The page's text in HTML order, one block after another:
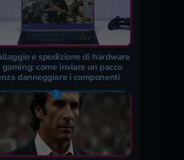
e spedizione di hardware
gaming: come inviare un pacco
danneggiare i componenti